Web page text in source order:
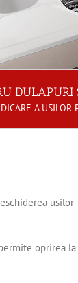
DULAPURI
A USILOR
usilor
oprirea la